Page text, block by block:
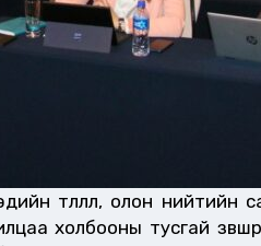
төлөөлөл, олон
тусгай